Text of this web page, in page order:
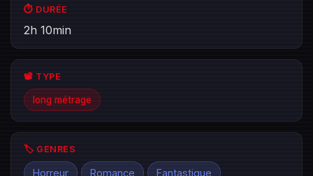
⏱️ DURÉE
2h 10min
📽️ TYPE
long métrage
🏷️ GENRES
Horreur Romance Fantastique